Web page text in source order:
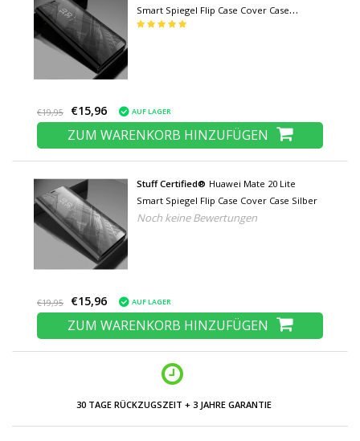
Smart Spiegel Flip Case Cover Case
Schwarz
€19,95 €15,96 AUF LAGER
ZUM WARENKORB HINZUFÜGEN
Stuff Certified® Huawei Mate 20 Lite
Smart Spiegel Flip Case Cover Case Silber
Noch keine Bewertungen
€19,95 €15,96 AUF LAGER
ZUM WARENKORB HINZUFÜGEN
30 TAGE RÜCKZUGSZEIT + 3 JAHRE GARANTIE